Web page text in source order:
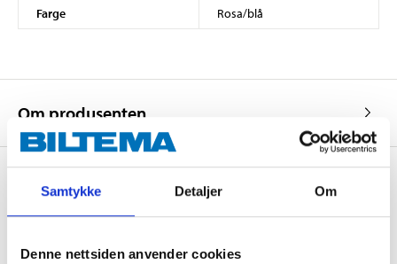
Samtykke Detaljer Om
Denne nettsiden anvender cookies
Farge
Rosa/blå
Om produsenten
Kjøp & Hent